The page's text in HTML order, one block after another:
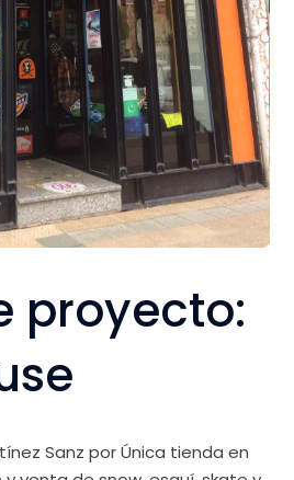
proyecto:
SanzporÚnica tienda en